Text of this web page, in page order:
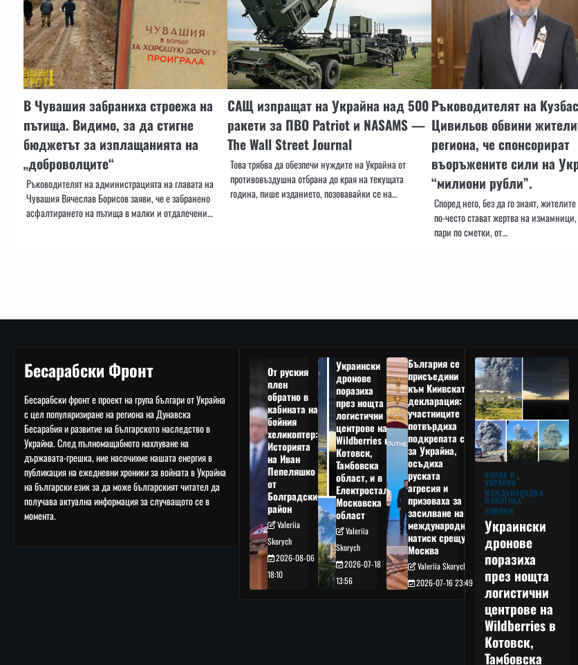
В Чувашия забраниха строежа на
пътища. Видимо, за да стигне
бюджетът за изплащанията на
„доброволците“
Ръководителят на администрацията на главата на
Чувашия Вячеслав Борисов заяви, че е забранено
асфалтирането на пътища в малки и отдалечени…
САЩ изпращат на Украйна над 500
ракети за ПВО Patriot и NASAMS —
The Wall Street Journal
Това трябва да обезпечи нуждите на Украйна от
противовъздушна отбрана до края на текущата
година, пише изданието, позовавайки се на…
Ръководителят на
Цивильов обвини
региона, че спонсорират
въоръжените сили на
“милиони рубли”.
Според него, без да го знаят,
по-често стават жертва на
пари по сметки, от…
Бесарабски Фронт
Бесарабски фронт е проект на група българи от Украйна
с цел популяризиране на региона на Дунавска
Бесарабия и развитие на българското наследство в
Украйна. След пълномащабното нахлуване на
държавата-грешка, ние насочихме нашата енергия в
публикация на ежедневни хроники за войната в Украйна
на български език за да може българският читател да
получава актуална информация за случващото се в
момента.
От руския
плен
обратно в
кабината на
бойния
хеликоптер:
Историята
на Иван
Пепеляшко
от
Болградския
район
Valeriia
Skorych
2026-08-06
18:10
Украински
дронове
поразиха
през нощта
логистични
центрове на
Wildberries в
Котовск,
Тамбовска
област, и в
Електростал,
Московска
област
Valeriia
Skorych
2026-07-18
13:56
България се
присъедини
към Киивската
декларация:
участниците
потвърдиха
подкрепата си
за Украйна,
осъдиха
руската
агресия и
призоваха за
засилване на
международния
натиск срещу
Москва
Valeriia Skorych
2026-07-16 23:49
ВОЙНА В
УКРАЙНА
МЕЖДУНАРОДНА
ПОЛИТИКА
НОВИНИ
Украински
дронове
поразиха
през нощта
логистични
центрове на
Wildberries в
Котовск,
Тамбовска